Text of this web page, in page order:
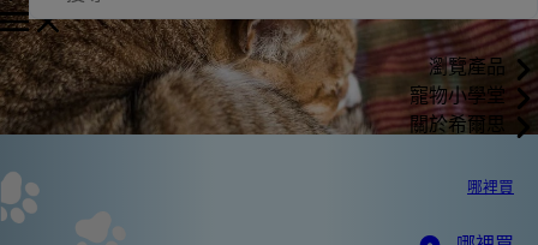
瀏覽產品
寵物小學堂
關於希爾思
哪裡買